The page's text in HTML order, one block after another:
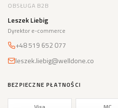
OBSŁUGA B2B
Leszek Liebig
Dyrektor e-commerce
+48 519 652 077
leszek.liebig@welldone.co
BEZPIECZNE PŁATNOŚCI